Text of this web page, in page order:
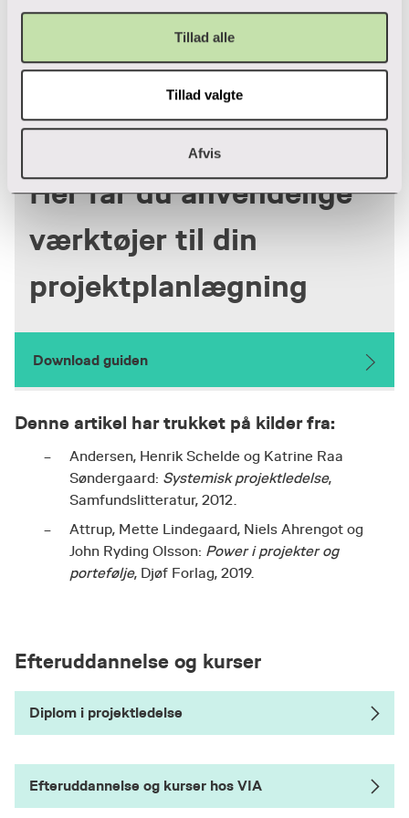
Tillad alle
Tillad valgte
Afvis
Her får du anvendelige
værktøjer til din
projektplanlægning
Download guiden
Denne artikel har trukket på kilder fra:
Andersen, Henrik Schelde og Katrine Raa
Søndergaard: Systemisk projektledelse,
Samfundslitteratur, 2012.
Attrup, Mette Lindegaard, Niels Ahrengot og
John Ryding Olsson: Power i projekter og
portefølje, Djøf Forlag, 2019.
Efteruddannelse og kurser
Diplom i projektledelse
Efteruddannelse og kurser hos VIA